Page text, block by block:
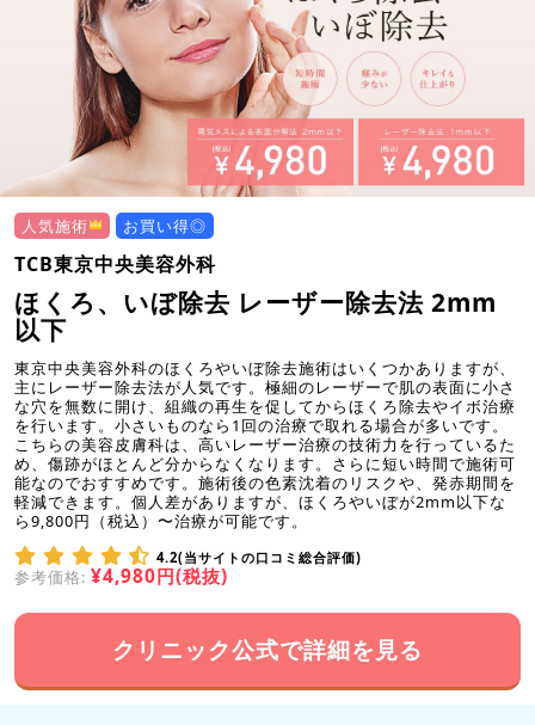
人気施術 お買い得◎
TCB東京中央美容外科
ほくろ、いぼ除去 レーザー除去法 2mm
以下
東京中央美容外科のほくろやいぼ除去施術はいくつかありますが、
主にレーザー除去法が人気です。極細のレーザーで肌の表面に小さ
な穴を無数に開け、組織の再生を促してからほくろ除去やイボ治療
を行います。小さいものなら1回の治療で取れる場合が多いです。
こちらの美容皮膚科は、高いレーザー治療の技術力を行っているた
め、傷跡がほとんど分からなくなります。さらに短い時間で施術可
能なのでおすすめです。施術後の色素沈着のリスクや、発赤期間を
軽減できます。個人差がありますが、ほくろやいぼが2mm以下な
ら9,800円（税込）〜治療が可能です。
4.2(当サイトの口コミ総合評価)
参考価格: ¥4,980円(税抜)
クリニック公式で詳細を見る